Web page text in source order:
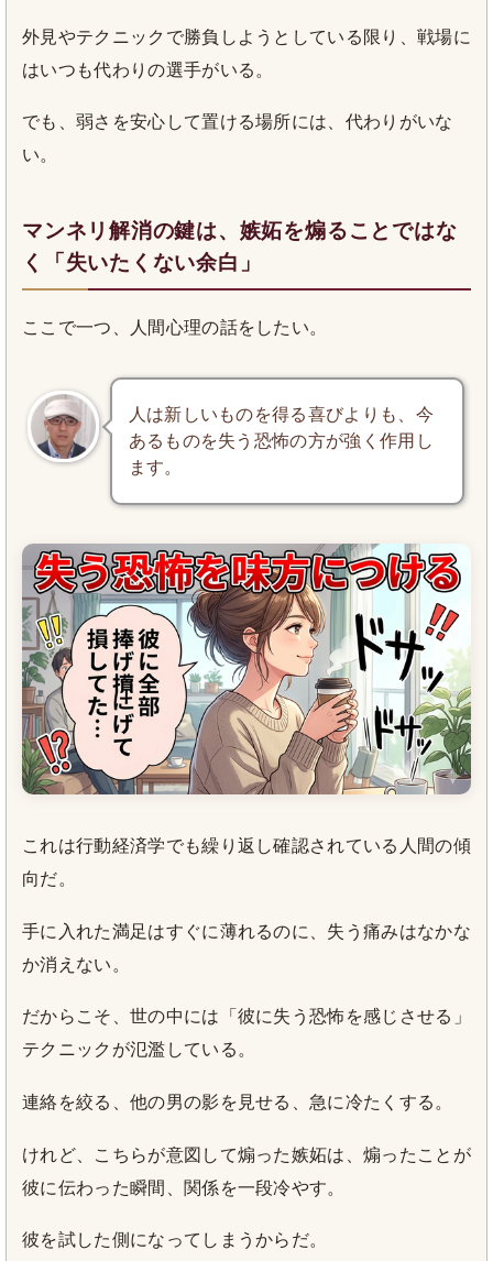
外見やテクニックで勝負しようとしている限り、戦場に
はいつも代わりの選手がいる。
でも、弱さを安心して置ける場所には、代わりがいな
い。
マンネリ解消の鍵は、嫉妬を煽ることではな
く「失いたくない余白」
ここで一つ、人間心理の話をしたい。
人は新しいものを得る喜びよりも、今
あるものを失う恐怖の方が強く作用し
ます。
これは行動経済学でも繰り返し確認されている人間の傾
向だ。
手に入れた満足はすぐに薄れるのに、失う痛みはなかな
か消えない。
だからこそ、世の中には「彼に失う恐怖を感じさせる」
テクニックが氾濫している。
連絡を絞る、他の男の影を見せる、急に冷たくする。
けれど、こちらが意図して煽った嫉妬は、煽ったことが
彼に伝わった瞬間、関係を一段冷やす。
彼を試した側になってしまうからだ。